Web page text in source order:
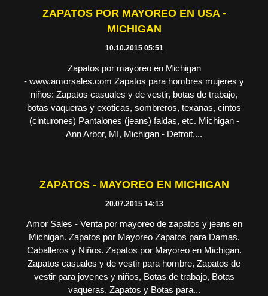
ZAPATOS POR MAYOREO EN USA -
MICHIGAN
10.10.2015 05:51
Zapatos por mayoreo en Michigan
- www.amorsales.com Zapatos para hombres mujeres y
niños: Zapatos casuales y de vestir, botas de trabajo,
botas vaqueras y exoticas, sombreros, texanas, cintos
(cinturones) Pantalones (jeans) faldas, etc. Michigan -
Ann Arbor, MI, Michigan - Detroit,...
ZAPATOS - MAYOREO EN MICHIGAN
20.07.2015 14:13
Amor Sales - Venta por mayoreo de zapatos y jeans en
Michigan. Zapatos por Mayoreo Zapatos para Damas,
Caballeros y Niños. Zapatos por Mayoreo en Michigan.
Zapatos casuales y de vestir para hombre, Zapatos de
vestir para jovenes y niños, Botas de trabajo, Botas
vaqueras, Zapatos y Botas para...